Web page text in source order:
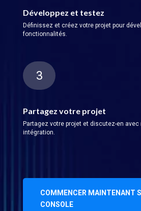
Développez et testez
Définissez et créez votre projet pour
fonctionnalités.
3
Partagez votre projet
Partagez votre projet et discutez-en avec
intégration.
COMMENCER MAINTENANT
CONSOLE